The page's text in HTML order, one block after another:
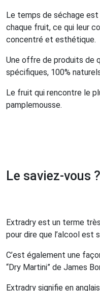
Le temps de séchage
chaque fruit, ce qui leur
concentré et esthétique.
Une offre de produits de
spécifiques, 100%
Le fruit qui rencontre le
pamplemousse.
Le saviez-vous ?
Extradry est un terme
pour dire que l’alcool est
C’est également une
“Dry Martini” de James
Extradry signifie en